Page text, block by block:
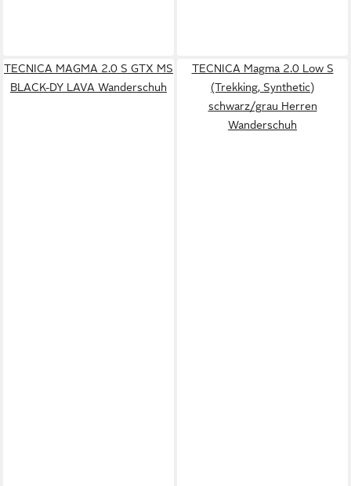
TECNICA MAGMA 2.0 S GTX MS
BLACK-DY LAVA Wanderschuh
TECNICA Magma 2.0 Low S
(Trekking, Synthetic)
schwarz/grau Herren
Wanderschuh